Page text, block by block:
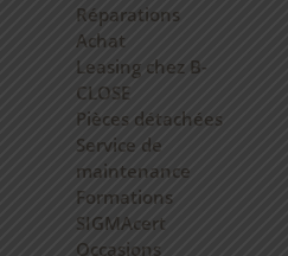
Réparations
Achat
Leasing chez B-
CLOSE
Pièces détachées
Service de
maintenance
Formations
SIGMAcert
Occasions